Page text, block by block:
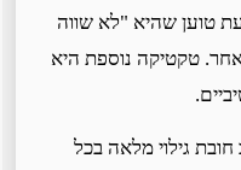
טוען שהיא "לא שווה
טקטיקה נוספת היא
גילוי מלאה בכל